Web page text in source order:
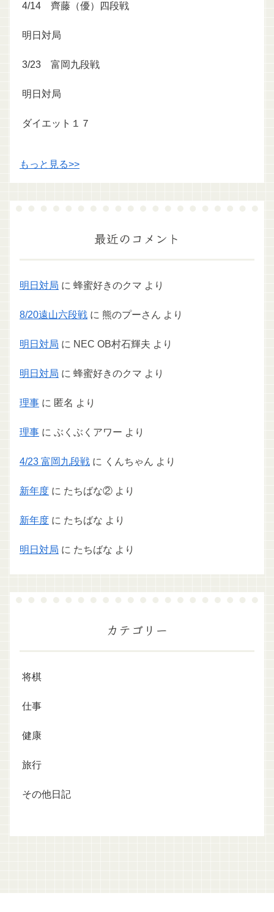
4/14 齊藤（優）四段戦
明日対局
3/23 富岡九段戦
明日対局
ダイエット１７
もっと見る>>
最近のコメント
明日対局 に 蜂蜜好きのクマ より
8/20遠山六段戦 に 熊のプーさん より
明日対局 に NEC OB村石輝夫 より
明日対局 に 蜂蜜好きのクマ より
理事 に 匿名 より
理事 に ぶくぶくアワー より
4/23 富岡九段戦 に くんちゃん より
新年度 に たちばな② より
新年度 に たちばな より
明日対局 に たちばな より
カテゴリー
将棋
仕事
健康
旅行
その他日記